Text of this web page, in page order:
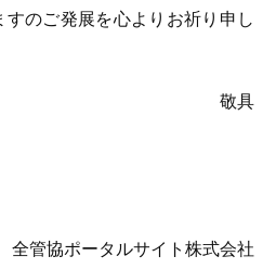
のご発展を心よりお祈り申し
敬具
全管協ポータルサイト株式会社